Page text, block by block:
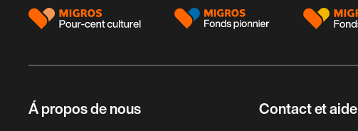
Á propos de nous Contact et aide